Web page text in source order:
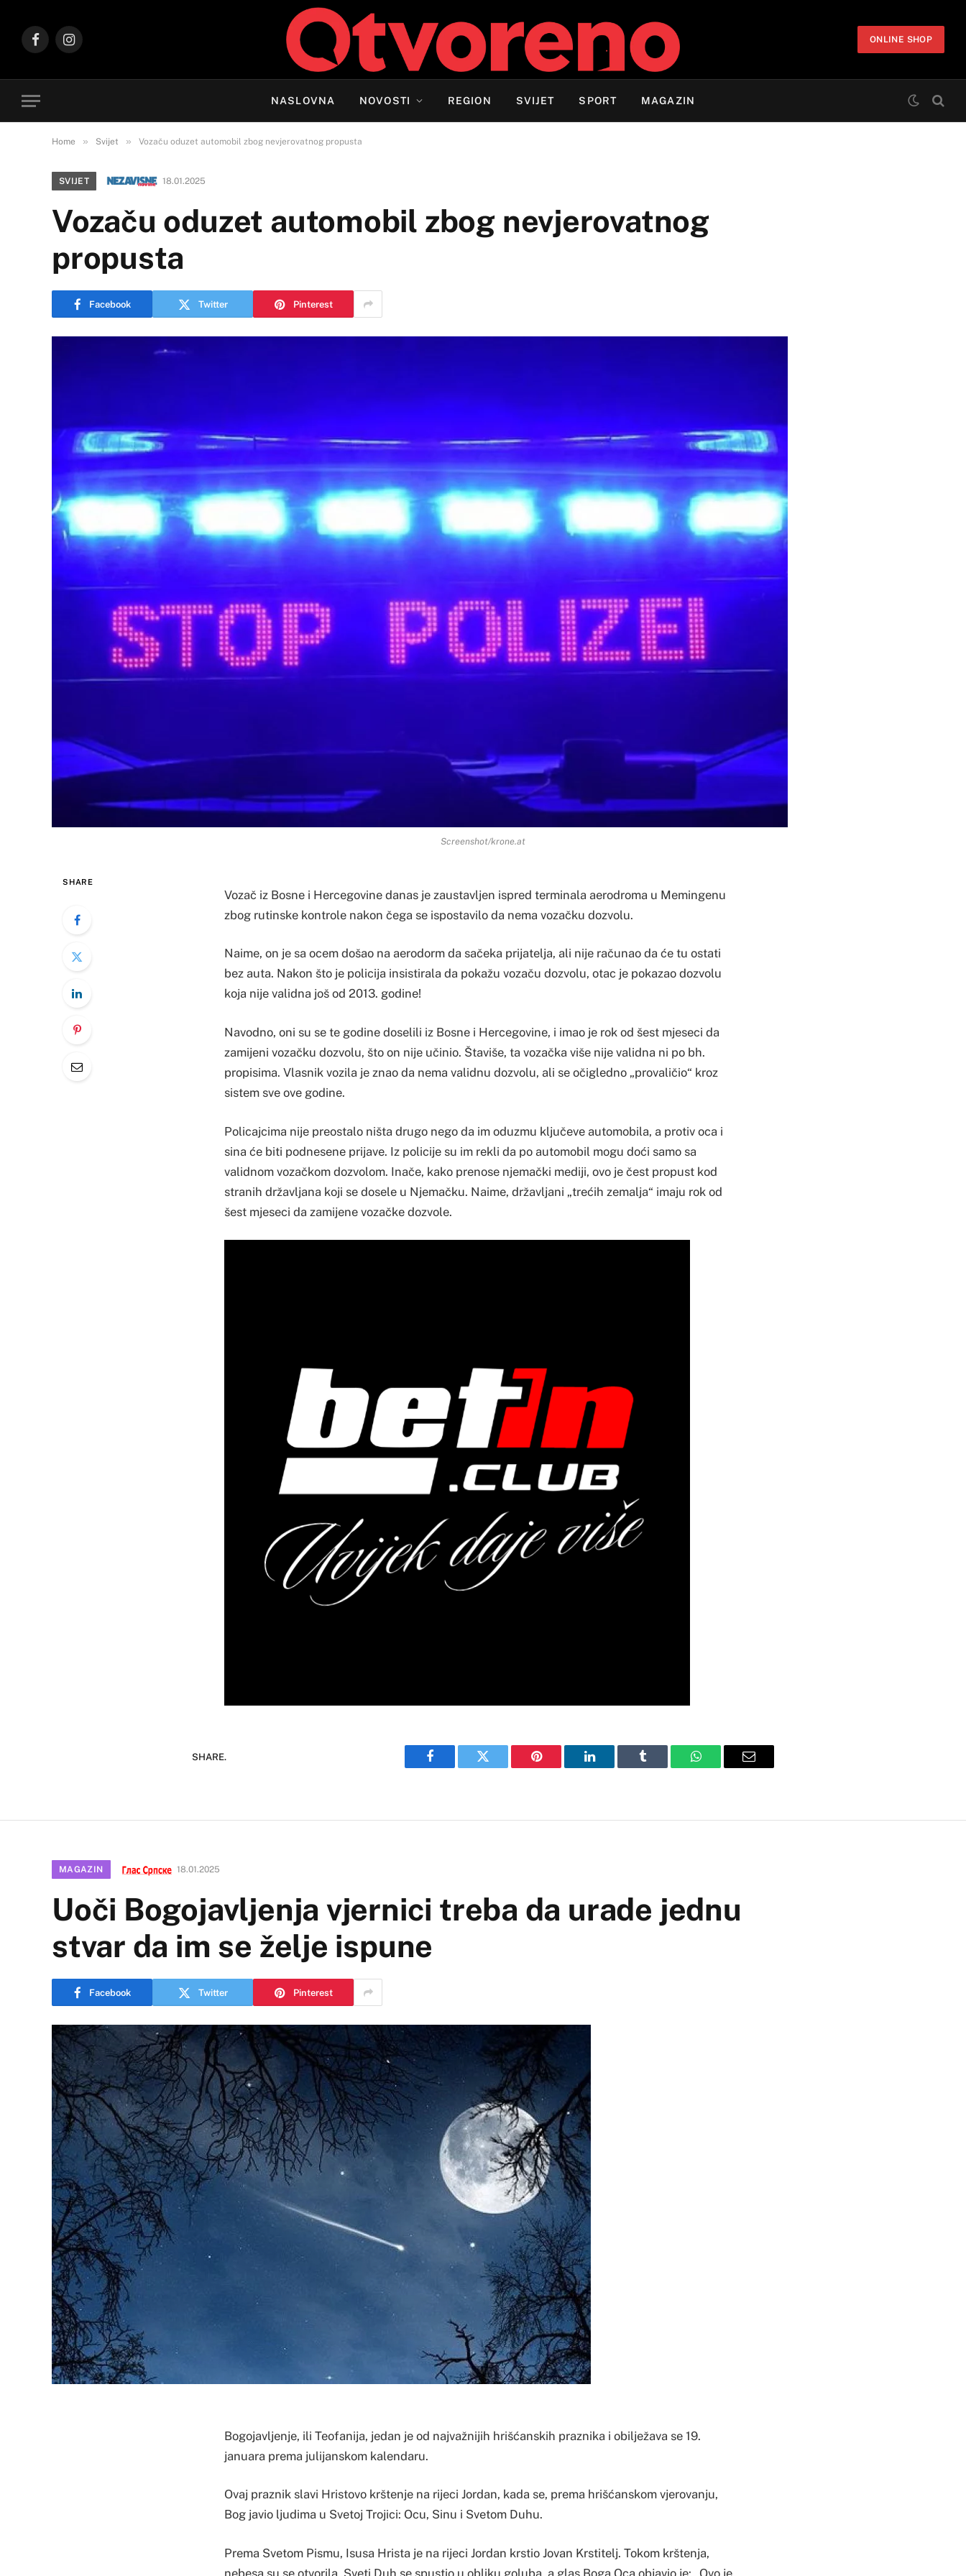
FacebookInstagram
ONLINE SHOP
NASLOVNA NOVOSTI REGION SVIJET SPORT MAGAZIN
Home » Svijet » Vozaču oduzet automobil zbog nevjerovatnog propusta
SVIJET 18.01.2025
Vozaču oduzet automobil zbog nevjerovatnog
propusta
Facebook Twitter Pinterest
Screenshot/krone.at
SHARE
Vozač iz Bosne i Hercegovine danas je zaustavljen ispred terminala aerodroma u Memingenu
zbog rutinske kontrole nakon čega se ispostavilo da nema vozačku dozvolu.
Naime, on je sa ocem došao na aerodorm da sačeka prijatelja, ali nije računao da će tu ostati
bez auta. Nakon što je policija insistirala da pokažu vozaču dozvolu, otac je pokazao dozvolu
koja nije validna još od 2013. godine!
Navodno, oni su se te godine doselili iz Bosne i Hercegovine, i imao je rok od šest mjeseci da
zamijeni vozačku dozvolu, što on nije učinio. Štaviše, ta vozačka više nije validna ni po bh.
propisima. Vlasnik vozila je znao da nema validnu dozvolu, ali se očigledno „provaličio“ kroz
sistem sve ove godine.
Policajcima nije preostalo ništa drugo nego da im oduzmu ključeve automobila, a protiv oca i
sina će biti podnesene prijave. Iz policije su im rekli da po automobil mogu doći samo sa
validnom vozačkom dozvolom. Inače, kako prenose njemački mediji, ovo je čest propust kod
stranih državljana koji se dosele u Njemačku. Naime, državljani „trećih zemalja“ imaju rok od
šest mjeseci da zamijene vozačke dozvole.
SHARE.
Facebook Twitter Pinterest LinkedIn Tumblr WhatsAppEmail
MAGAZIN 18.01.2025
Uoči Bogojavljenja vjernici treba da urade jednu
stvar da im se želje ispune
Facebook Twitter Pinterest
Bogojavljenje, ili Teofanija, jedan je od najvažnijih hrišćanskih praznika i obilježava se 19.
januara prema julijanskom kalendaru.
Ovaj praznik slavi Hristovo krštenje na rijeci Jordan, kada se, prema hrišćanskom vjerovanju,
Bog javio ljudima u Svetoj Trojici: Ocu, Sinu i Svetom Duhu.
Prema Svetom Pismu, Isusa Hrista je na rijeci Jordan krstio Jovan Krstitelj. Tokom krštenja,
nebesa su se otvorila, Sveti Duh se spustio u obliku goluba, a glas Boga Oca objavio je: „Ovo je